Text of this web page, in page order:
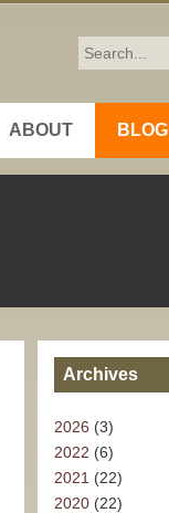
ABOUT BLOG
Archives
2026 (3)
2022 (6)
2021 (22)
2020(22)